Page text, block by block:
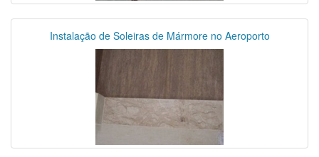
Instalação de Soleiras de Mármore no Aeroporto